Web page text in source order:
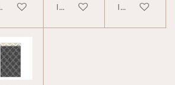
winkelwagenIn winkelwagenIn